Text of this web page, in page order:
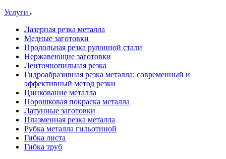
Услуги
Лазерная резка металла
Медные заготовки
Продольная резка рулонной стали
Нержавеющие заготовки
Ленточнопильная резка
Гидроабразивная резка металла: современный и
эффективный метод резки
Цинкование металла
Порошковая покраска металла
Латунные заготовки
Плазменная резка металла
Рубка металла гильотиной
Гибка листа
Гибка труб